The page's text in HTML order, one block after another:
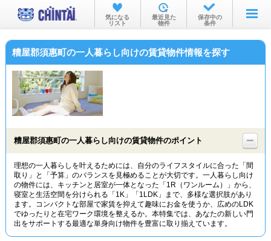
お部屋を探す
沿線・駅から
物件特集から
TOP
気になる
リスト
最近見た
物件
保存中の
条件
糟屋郡須惠町の一人暮らし向けの賃貸物件情報を探す
糟屋郡須惠町の一人暮らし向けの賃貸物件のポイント
理想の一人暮らしを叶えるためには、自分のライフスタイルに合った「間
取り」と「予算」のバランスを見極めることが大切です。一人暮らし向け
の物件には、キッチンと居室が一体となった「1R（ワンルーム）」から、
寝室と生活空間を分けられる「1K」「1LDK」まで、多様な選択肢があり
ます。コンパクトな部屋で家賃を抑えて趣味にお金を使うか、広めのLDK
でゆったりと在宅ワーク環境を整えるか。本特集では、あなたの新しい門
出をサポートする最適な単身向け物件を豊富に取り揃えています。